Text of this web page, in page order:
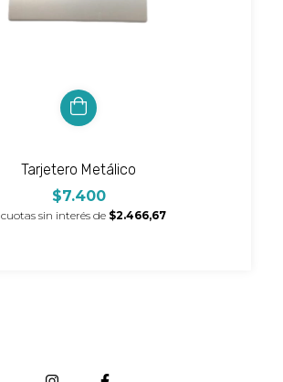
Tarjetero Metálico
$7.400
cuotas sin interés de $2.466,67